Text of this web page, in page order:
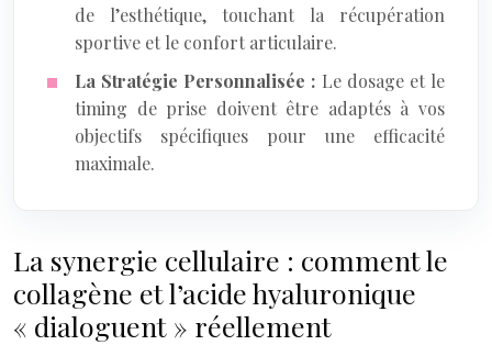
de l’esthétique, touchant la récupération
sportive et le confort articulaire.
La Stratégie Personnalisée : Le dosage et le
timing de prise doivent être adaptés à vos
objectifs spécifiques pour une efficacité
maximale.
La synergie cellulaire : comment le
collagène et l’acide hyaluronique
« dialoguent » réellement